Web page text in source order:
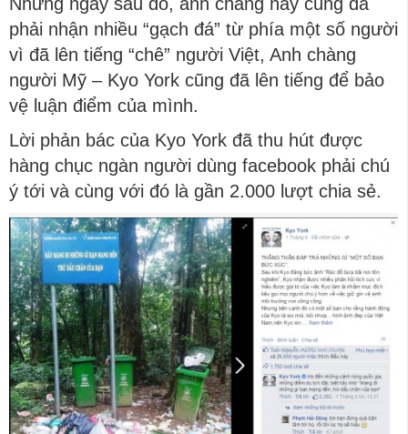
phải nhận nhiều “gạch đá” từ phía một số người
vì đã lên tiếng “chê” người Việt, Anh chàng
người Mỹ – Kyo York cũng đã lên tiếng để bảo
vệ luận điểm của mình.
Lời phản bác của Kyo York đã thu hút được
hàng chục ngàn người dùng facebook phải chú
ý tới và cùng với đó là gần 2.000 lượt chia sẻ.